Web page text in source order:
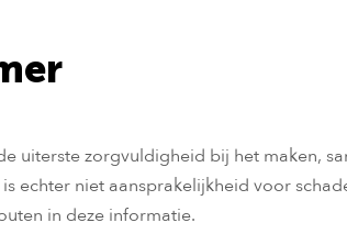
uiterste zorgvuldigheid bij het maken,
echter niet aansprakelijkheid voor
in deze informatie.